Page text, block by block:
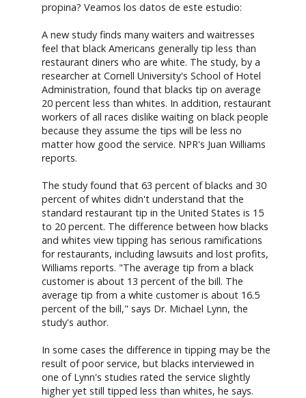
propina? Veamos los datos de este estudio:
A new study finds many waiters and waitresses
feel that black Americans generally tip less than
restaurant diners who are white. The study, by a
researcher at Cornell University's School of Hotel
Administration, found that blacks tip on average
20 percent less than whites. In addition, restaurant
workers of all races dislike waiting on black people
because they assume the tips will be less no
matter how good the service. NPR's Juan Williams
reports.
The study found that 63 percent of blacks and 30
percent of whites didn't understand that the
standard restaurant tip in the United States is 15
to 20 percent. The difference between how blacks
and whites view tipping has serious ramifications
for restaurants, including lawsuits and lost profits,
Williams reports. "The average tip from a black
customer is about 13 percent of the bill. The
average tip from a white customer is about 16.5
percent of the bill," says Dr. Michael Lynn, the
study's author.
In some cases the difference in tipping may be the
result of poor service, but blacks interviewed in
one of Lynn's studies rated the service slightly
higher yet still tipped less than whites, he says.